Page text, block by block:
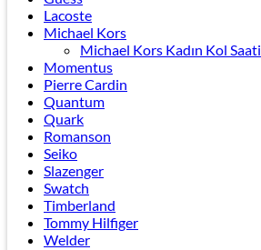
Lacoste
Michael Kors
Michael Kors Kadın Kol Saati
Momentus
Pierre Cardin
Quantum
Quark
Romanson
Seiko
Slazenger
Swatch
Timberland
Tommy Hilfiger
Welder